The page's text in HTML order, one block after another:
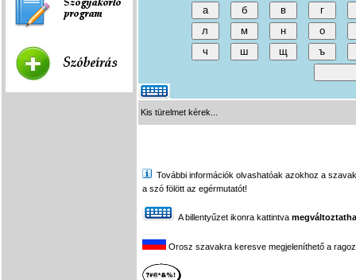
Kis türelmet kérek...
További információk olvashatóak azokhoz a
a szó fölött az egérmutatót!
A billentyűzet ikonra kattintva
Orosz szavakra keresve megjeleníthető a